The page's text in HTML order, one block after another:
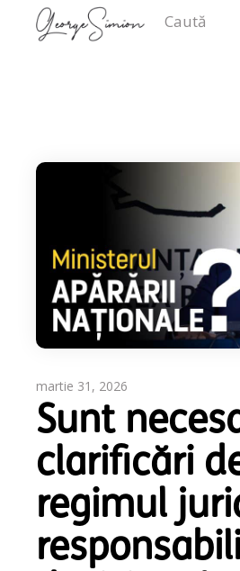
martie 31, 2026
Sunt
clarificări
regimul